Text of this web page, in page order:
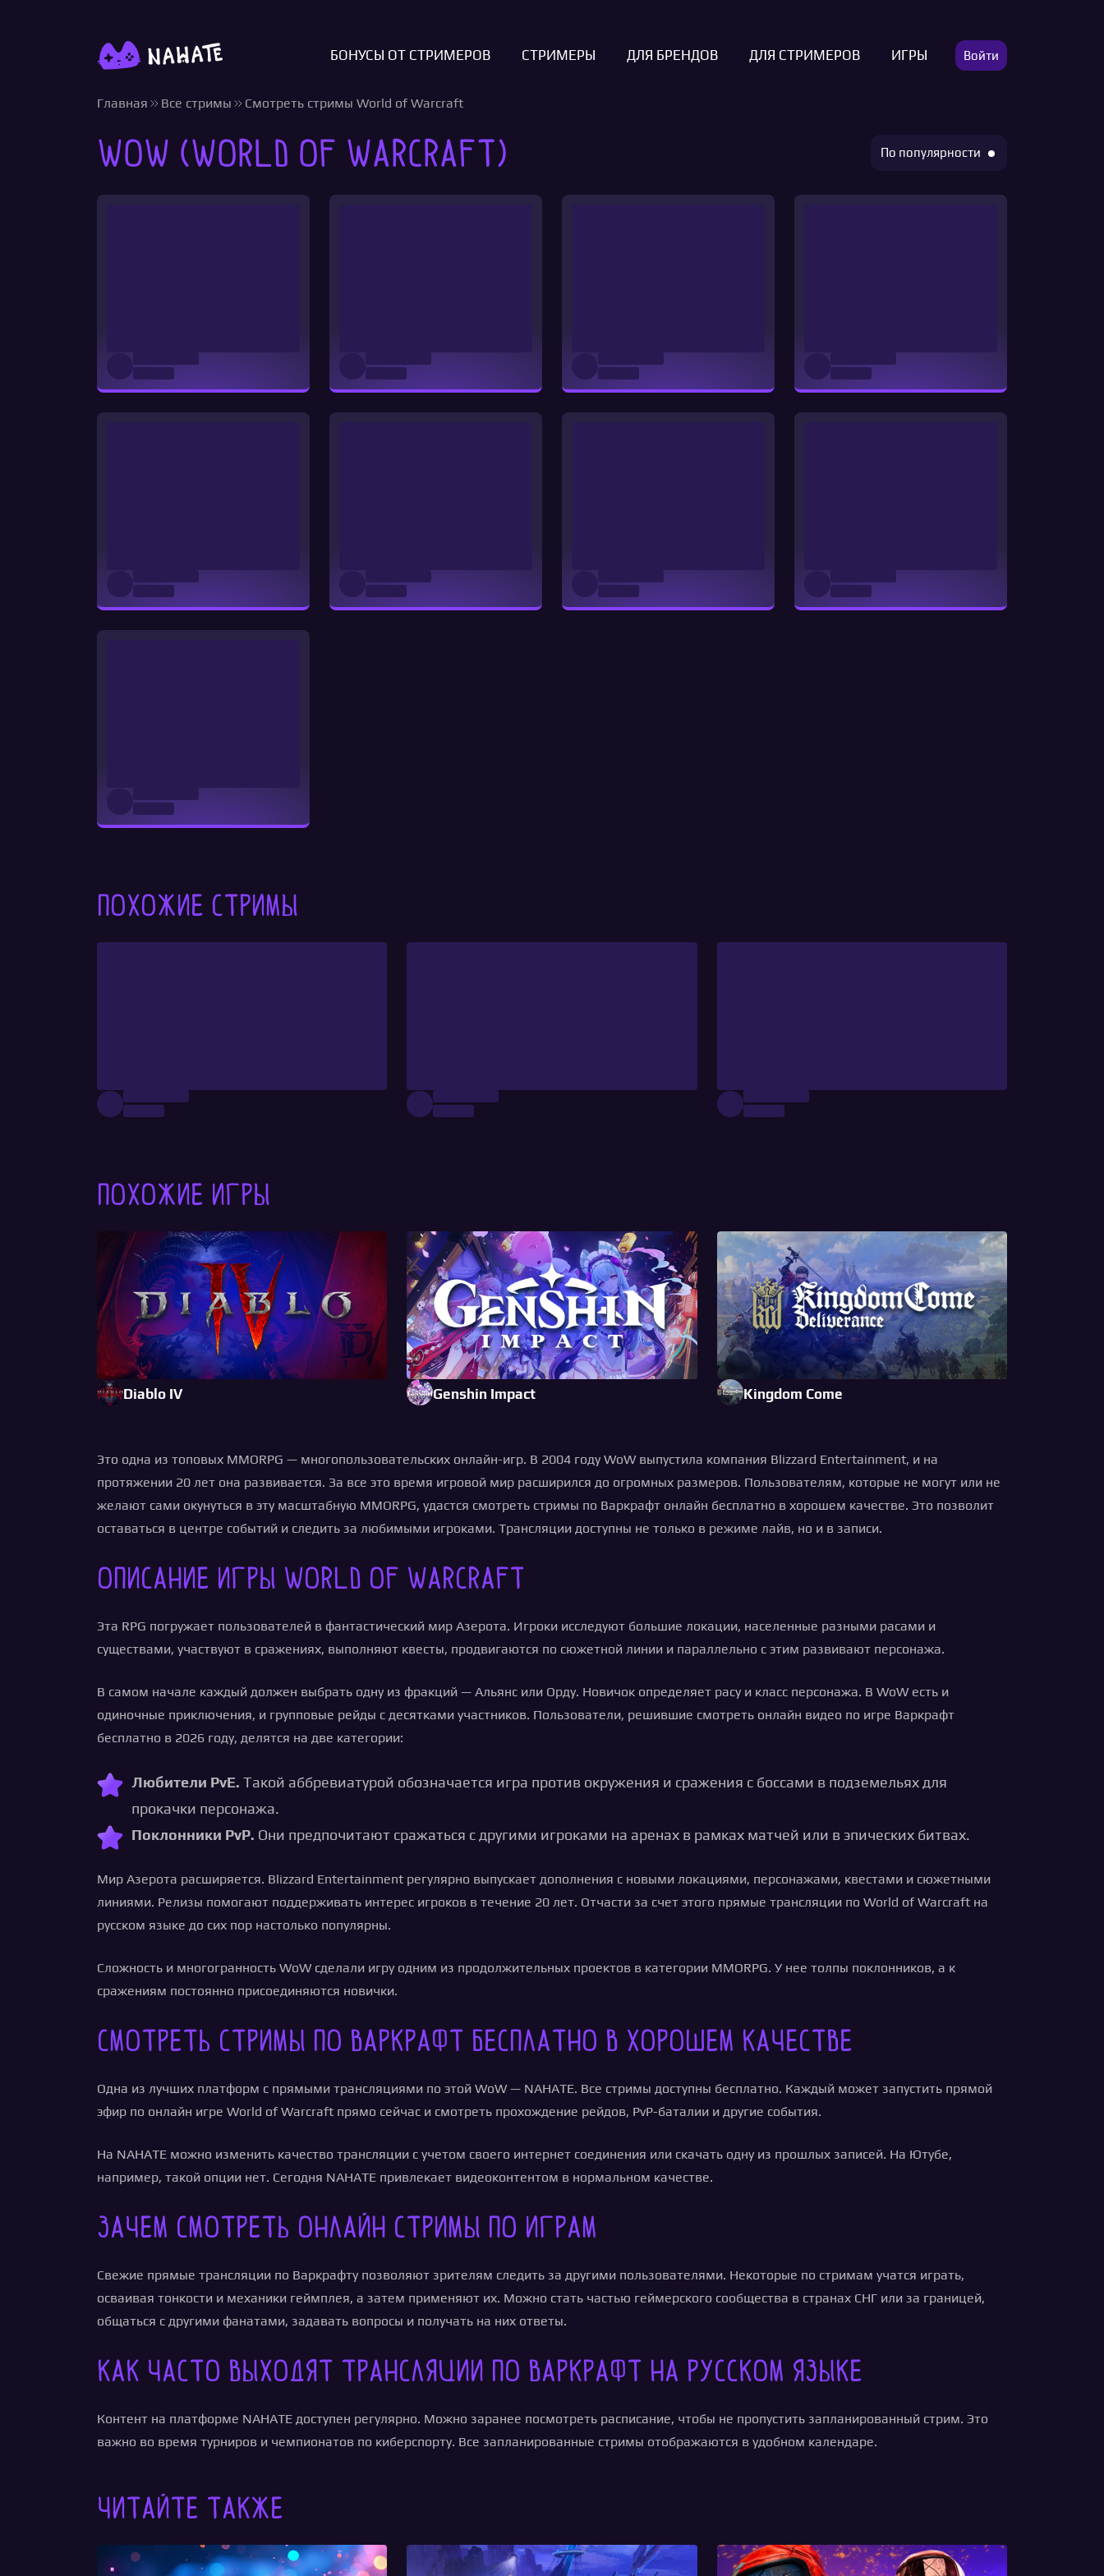
Войти
БОНУСЫ ОТ СТРИМЕРОВ СТРИМЕРЫ ДЛЯ БРЕНДОВ ДЛЯ СТРИМЕРОВ ИГРЫ
Главная Все стримы Смотреть стримы World of Warcraft
WoW (World of Warcraft) По популярности
Похожие стримы
Похожие игры
Diablo IV Genshin Impact Kingdom Come
Это одна из топовых MMORPG — многопользовательских онлайн-игр. В 2004 году WoW выпустила компания Blizzard Entertainment, и на
протяжении 20 лет она развивается. За все это время игровой мир расширился до огромных размеров. Пользователям, которые не могут или не
желают сами окунуться в эту масштабную MMORPG, удастся смотреть стримы по Варкрафт онлайн бесплатно в хорошем качестве. Это позволит
оставаться в центре событий и следить за любимыми игроками. Трансляции доступны не только в режиме лайв, но и в записи.
Описание игры World of Warcraft
Эта RPG погружает пользователей в фантастический мир Азерота. Игроки исследуют большие локации, населенные разными расами и
существами, участвуют в сражениях, выполняют квесты, продвигаются по сюжетной линии и параллельно с этим развивают персонажа.
В самом начале каждый должен выбрать одну из фракций — Альянс или Орду. Новичок определяет расу и класс персонажа. В WoW есть и
одиночные приключения, и групповые рейды с десятками участников. Пользователи, решившие смотреть онлайн видео по игре Варкрафт
бесплатно в 2026 году, делятся на две категории:
Любители PvE. Такой аббревиатурой обозначается игра против окружения и сражения с боссами в подземельях для
прокачки персонажа.
Поклонники PvP. Они предпочитают сражаться с другими игроками на аренах в рамках матчей или в эпических битвах.
Мир Азерота расширяется. Blizzard Entertainment регулярно выпускает дополнения с новыми локациями, персонажами, квестами и сюжетными
линиями. Релизы помогают поддерживать интерес игроков в течение 20 лет. Отчасти за счет этого прямые трансляции по World of Warcraft на
русском языке до сих пор настолько популярны.
Сложность и многогранность WoW сделали игру одним из продолжительных проектов в категории MMORPG. У нее толпы поклонников, а к
сражениям постоянно присоединяются новички.
Смотреть стримы по Варкрафт бесплатно в хорошем качестве
Одна из лучших платформ с прямыми трансляциями по этой WoW — NAHATE. Все стримы доступны бесплатно. Каждый может запустить прямой
эфир по онлайн игре World of Warcraft прямо сейчас и смотреть прохождение рейдов, PvP-баталии и другие события.
На NAHATE можно изменить качество трансляции с учетом своего интернет соединения или скачать одну из прошлых записей. На Ютубе,
например, такой опции нет. Сегодня NAHATE привлекает видеоконтентом в нормальном качестве.
Зачем смотреть онлайн стримы по играм
Свежие прямые трансляции по Варкрафту позволяют зрителям следить за другими пользователями. Некоторые по стримам учатся играть,
осваивая тонкости и механики геймплея, а затем применяют их. Можно стать частью геймерского сообщества в странах СНГ или за границей,
общаться с другими фанатами, задавать вопросы и получать на них ответы.
Как часто выходят трансляции по Варкрафт на русском языке
Контент на платформе NAHATE доступен регулярно. Можно заранее посмотреть расписание, чтобы не пропустить запланированный стрим. Это
важно во время турниров и чемпионатов по киберспорту. Все запланированные стримы отображаются в удобном календаре.
Читайте также